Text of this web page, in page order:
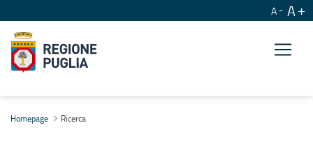
A A
Homepage Ricerca